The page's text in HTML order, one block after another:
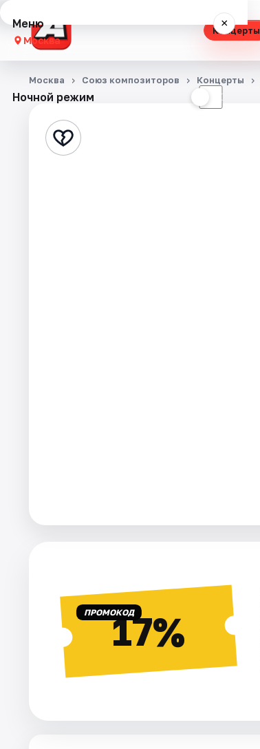
Концерты
Меню ×
Москва
Концерты
Стендап
Ночной режим ☾
Москва Союз композиторов Концерты
ПРОМОКОД17%